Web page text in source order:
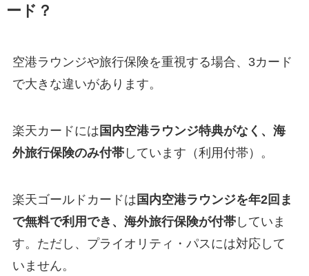
ード？
空港ラウンジや旅行保険を重視する場合、3カード
で大きな違いがあります。
楽天カードには 国内空港ラウンジ特典がなく、海
外旅行保険のみ付帯しています（利用付帯）。
楽天ゴールドカードは 国内空港ラウンジを年2回ま
で無料で利用でき、海外旅行保険が付帯していま
す。ただし、プライオリティ・パスには対応して
いません。